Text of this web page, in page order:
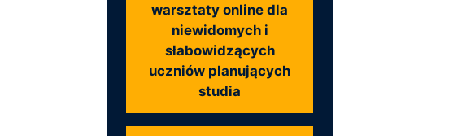
warsztaty online dla
niewidomych i
słabowidzących
uczniów planujących
studia